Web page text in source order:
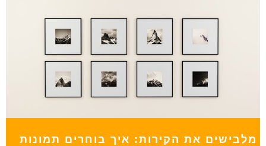
מלבישים את הקירות: איך בוחרים תמונות